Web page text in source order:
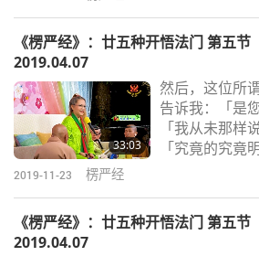
见师父一次。
眼必得解脱──
视台。这样也
片也有用。若
照片就足够了
师父，就看影
《楞严经》：廿五种开悟法门 第五节
2019.04.07
33:03
然后，这位所
告诉我：「是
「我从未那样
「究竟的究竟
说：「啊！意
那个声音说：
字。就像佛陀
2019-11-23 楞严经
《楞严经》：廿五种开悟法门 第五节
2019.04.07